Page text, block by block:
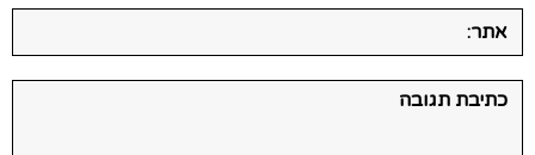
אתר:
תגובה: